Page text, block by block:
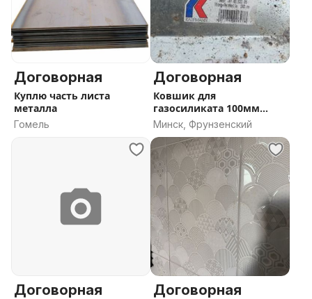
Договорная
Куплю часть листа
металла
Гомель
Договорная
Ковшик для
газосиликата 100мм
(KAUFMANN)куплю
Минск, Фрунзенский
Договорная Договорная